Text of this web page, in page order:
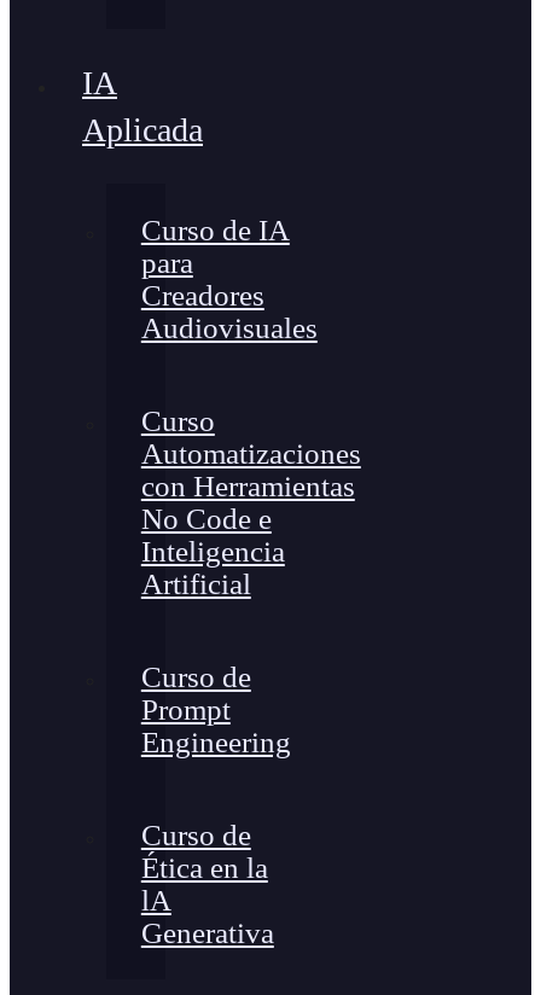
IA
Aplicada
Curso de IA
para
Creadores
Audiovisuales
Curso
Automatizaciones
con Herramientas
No Code e
Inteligencia
Artificial
Curso de
Prompt
Engineering
Curso de
Ética en la
lA
Generativa